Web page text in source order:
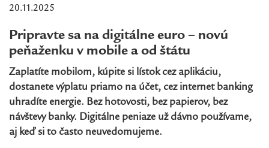
20.11.2025
Pripravte sa na digitálne euro – novú
peňaženku v mobile a od štátu
Zaplatíte mobilom, kúpite si lístok cez aplikáciu,
dostanete výplatu priamo na účet, cez internet banking
uhradíte energie. Bez hotovosti, bez papierov, bez
návštevy banky. Digitálne peniaze už dávno používame,
aj keď si to často neuvedomujeme.